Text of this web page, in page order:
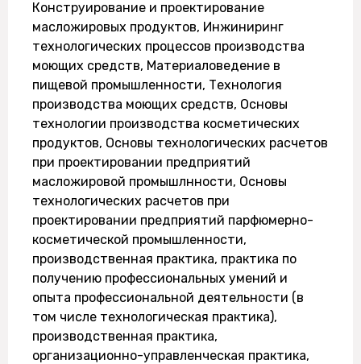
Конструирование и проектирование
масложировых продуктов, Инжиниринг
технологических процессов производства
моющих средств, Материаловедение в
пищевой промышленности, Технология
производства моющих средств, Основы
технологии производства косметических
продуктов, Основы технологических расчетов
при проектировании предприятий
масложировой промышлнности, Основы
технологических расчетов при
проектировании предприятий парфюмерно-
косметической промышленности,
производственная практика, практика по
получению профессиональных умений и
опыта профессиональной деятельности (в
том числе технологическая практика),
производственная практика,
организационно-управленческая практика,